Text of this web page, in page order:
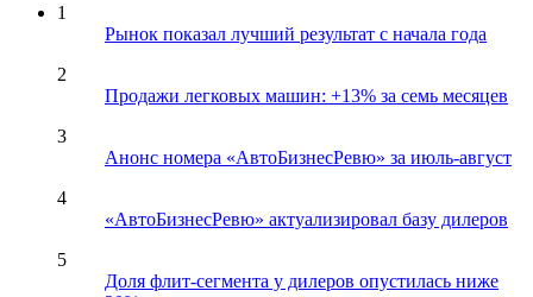
1
Рынок показал лучший результат с начала года
2
Продажи легковых машин: +13% за семь месяцев
3
Анонс номера «АвтоБизнесРевю» за июль-август
4
«АвтоБизнесРевю» актуализировал базу дилеров
5
Доля флит-сегмента у дилеров опустилась ниже